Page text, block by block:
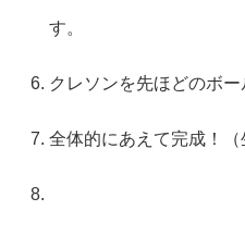
す。
クレソンを先ほどのボー
全体的にあえて完成！（